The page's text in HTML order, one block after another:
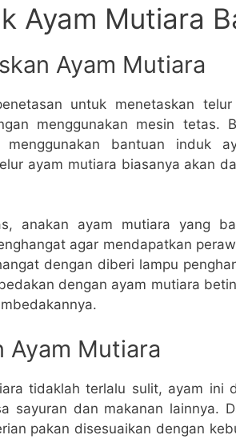
Ayam Mutiara
Ayam Mutiara
untuk menetaskan
menggunakan mesin tetas.
menggunakan bantuan induk
ayam mutiara biasanya akan
anakan ayam mutiara yang
agar mendapatkan
dengan diberi lampu
dengan ayam mutiara
Ayam Mutiara
tidaklah terlalu sulit, ayam ini
sayuran dan makanan lainnya.
pakan disesuaikan dengan